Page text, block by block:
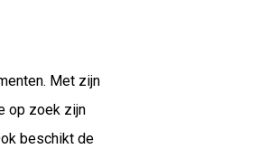
Met zijn
op zoek zijn
beschikt de